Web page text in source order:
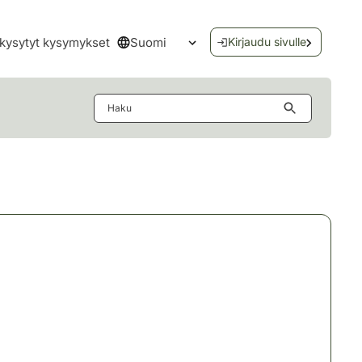
kysymykset Suomi
Avaa kielivalikko
Kirjaudu sivulle